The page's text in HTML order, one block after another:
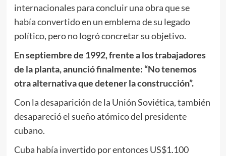
internacionales para concluir una obra que se
había convertido en un emblema de su legado
político, pero no logró concretar su objetivo.
En septiembre de 1992, frente a los trabajadores
de la planta, anunció finalmente: “No tenemos
otra alternativa que detener la construcción”.
Con la desaparición de la Unión Soviética, también
desapareció el sueño atómico del presidente
cubano.
Cuba había invertido por entonces US$1.100